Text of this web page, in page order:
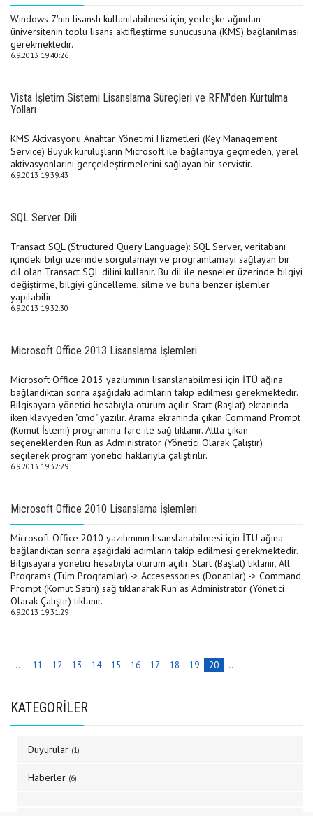
Windows 7'nin lisanslı kullanılabilmesi için, yerleşke ağından
üniversitenin toplu lisans aktifleştirme sunucusuna (KMS) bağlanılması
gerekmektedir.
6.9.2013 19:40:26
Vista İşletim Sistemi Lisanslama Süreçleri ve RFM'den Kurtulma
Yolları
KMS Aktivasyonu Anahtar Yönetimi Hizmetleri (Key Management
Service) Büyük kuruluşların Microsoft ile bağlantıya geçmeden, yerel
aktivasyonlarını gerçekleştirmelerini sağlayan bir servistir.
6.9.2013 19:39:43
SQL Server Dili
Transact SQL (Structured Query Language): SQL Server, veritabanı
içindeki bilgi üzerinde sorgulamayı ve programlamayı sağlayan bir
dil olan Transact SQL dilini kullanır. Bu dil ile nesneler üzerinde bilgiyi
değiştirme, bilgiyi güncelleme, silme ve buna benzer işlemler
yapılabilir.
6.9.2013 19:32:30
Microsoft Office 2013 Lisanslama İşlemleri
Microsoft Office 2013 yazılımının lisanslanabilmesi için İTÜ ağına
bağlandıktan sonra aşağıdaki adımların takip edilmesi gerekmektedir.
Bilgisayara yönetici hesabıyla oturum açılır. Start (Başlat) ekranında
iken klavyeden "cmd" yazılır. Arama ekranında çıkan Command Prompt
(Komut İstemi) programına fare ile sağ tıklanır. Altta çıkan
seçeneklerden Run as Administrator (Yönetici Olarak Çalıştır)
seçilerek program yönetici haklarıyla çalıştırılır.
6.9.2013 19:32:29
Microsoft Office 2010 Lisanslama İşlemleri
Microsoft Office 2010 yazılımının lisanslanabilmesi için İTÜ ağına
bağlandıktan sonra aşağıdaki adımların takip edilmesi gerekmektedir.
Bilgisayara yönetici hesabıyla oturum açılır. Start (Başlat) tıklanır, All
Programs (Tüm Programlar) -> Accesessories (Donatılar) -> Command
Prompt (Komut Satırı) sağ tıklanarak Run as Administrator (Yönetici
Olarak Çalıştır) tıklanır.
6.9.2013 19:31:29
... 11 12 13 14 15 16 17 18 19 20 ...
KATEGORİLER
Duyurular (1)
Haberler (6)